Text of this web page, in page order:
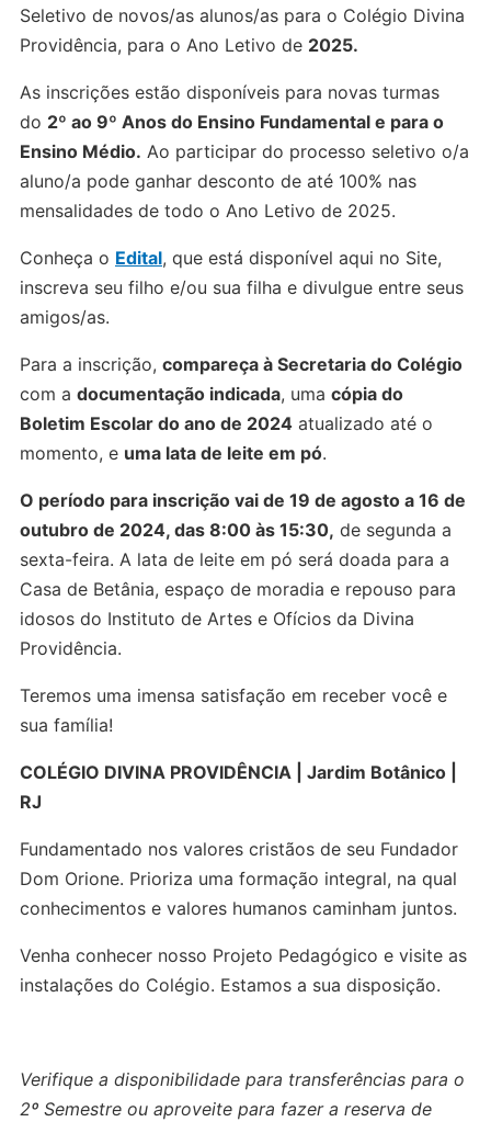
Seletivo de novos/as alunos/as para o Colégio Divina
Providência, para o Ano Letivo de 2025.
As inscrições estão disponíveis para novas turmas
do 2º ao 9º Anos do Ensino Fundamental e para o
Ensino Médio. Ao participar do processo seletivo o/a
aluno/a pode ganhar desconto de até 100% nas
mensalidades de todo o Ano Letivo de 2025.
Conheça o Edital, que está disponível aqui no Site,
inscreva seu filho e/ou sua filha e divulgue entre seus
amigos/as.
Para a inscrição, compareça à Secretaria do Colégio
com a documentação indicada, uma cópia do
Boletim Escolar do ano de 2024 atualizado até o
momento, e uma lata de leite em pó.
O período para inscrição vai de 19 de agosto a 16 de
outubro de 2024, das 8:00 às 15:30, de segunda a
sexta-feira. A lata de leite em pó será doada para a
Casa de Betânia, espaço de moradia e repouso para
idosos do Instituto de Artes e Ofícios da Divina
Providência.
Teremos uma imensa satisfação em receber você e
sua família!
COLÉGIO DIVINA PROVIDÊNCIA | Jardim Botânico |
RJ
Fundamentado nos valores cristãos de seu Fundador
Dom Orione. Prioriza uma formação integral, na qual
conhecimentos e valores humanos caminham juntos.
Venha conhecer nosso Projeto Pedagógico e visite as
instalações do Colégio. Estamos a sua disposição.
Verifique a disponibilidade para transferências para o
2º Semestre ou aproveite para fazer a reserva de